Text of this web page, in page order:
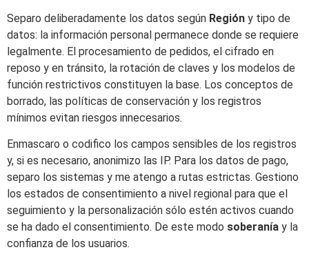
Separo deliberadamente los datos según Región y tipo de
datos: la información personal permanece donde se requiere
legalmente. El procesamiento de pedidos, el cifrado en
reposo y en tránsito, la rotación de claves y los modelos de
función restrictivos constituyen la base. Los conceptos de
borrado, las políticas de conservación y los registros
mínimos evitan riesgos innecesarios.
Enmascaro o codifico los campos sensibles de los registros
y, si es necesario, anonimizo las IP. Para los datos de pago,
separo los sistemas y me atengo a rutas estrictas. Gestiono
los estados de consentimiento a nivel regional para que el
seguimiento y la personalización sólo estén activos cuando
se ha dado el consentimiento. De este modo soberanía y la
confianza de los usuarios.